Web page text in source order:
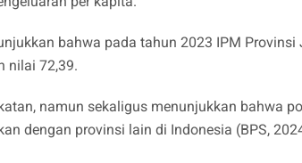
bahwa pada tahun 2023 IPM Provinsi
nilai 72,39.
namun sekaligus menunjukkan bahwa
dengan provinsi lain di Indonesia (BPS,